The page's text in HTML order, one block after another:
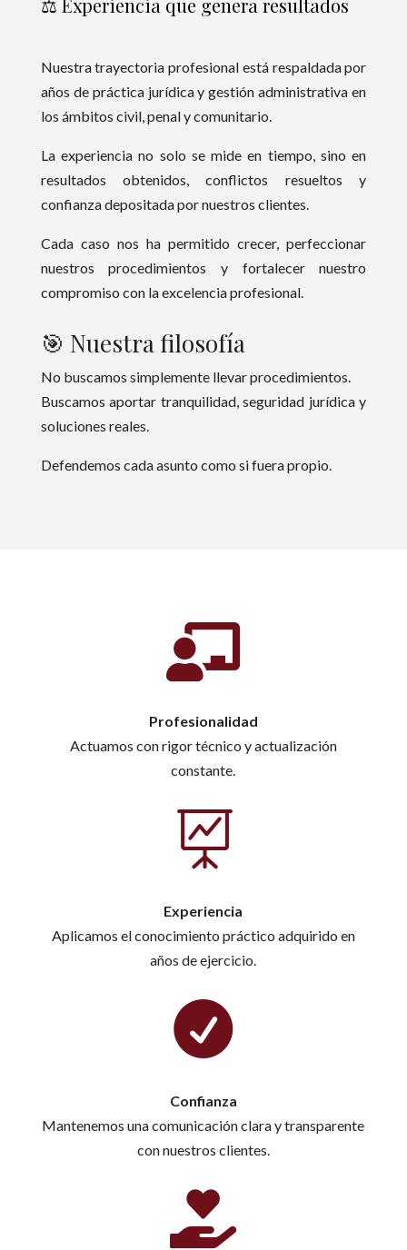
⚖️ Experiencia que genera resultados
Nuestra trayectoria profesional está respaldada por
años de práctica jurídica y gestión administrativa en
los ámbitos civil, penal y comunitario.
La experiencia no solo se mide en tiempo, sino en
resultados obtenidos, conflictos resueltos y
confianza depositada por nuestros clientes.
Cada caso nos ha permitido crecer, perfeccionar
nuestros procedimientos y fortalecer nuestro
compromiso con la excelencia profesional.
🎯 Nuestra filosofía
No buscamos simplemente llevar procedimientos.
Buscamos aportar tranquilidad, seguridad jurídica y
soluciones reales.
Defendemos cada asunto como si fuera propio.

Profesionalidad
Actuamos con rigor técnico y actualización
constante.

Experiencia
Aplicamos el conocimiento práctico adquirido en
años de ejercicio.

Confianza
Mantenemos una comunicación clara y transparente
con nuestros clientes.
